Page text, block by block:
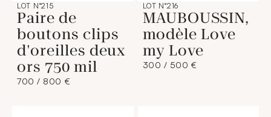
LOT N°215
Paire de
boutons clips
d'oreilles deux
ors 750 mil
700 / 800 €
LOT N°216
MAUBOUSSIN,
modèle Love
my Love
300 / 500 €